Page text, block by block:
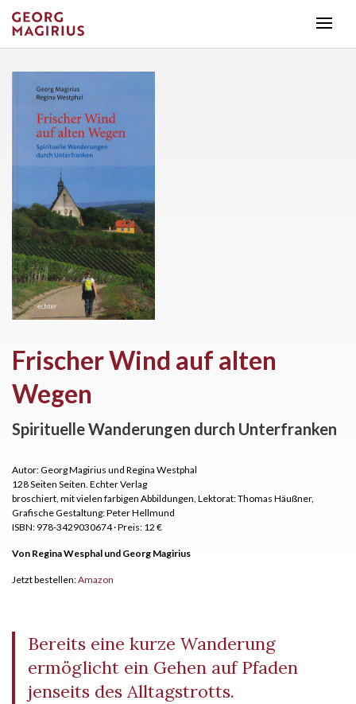
Frischer Wind auf alten
Wegen
Spirituelle Wanderungen durch Unterfranken
Autor: Georg Magirius und Regina Westphal
128 Seiten Seiten. Echter Verlag
broschiert, mit vielen farbigen Abbildungen, Lektorat: Thomas Häußner,
Grafische Gestaltung: Peter Hellmund
ISBN: 978-3429030674·Preis: 12 €
Von Regina Wesphal und Georg Magirius
Jetzt bestellen:Amazon
Bereits eine kurze Wanderung
ermöglicht ein Gehen auf Pfaden
jenseits des Alltagstrotts.